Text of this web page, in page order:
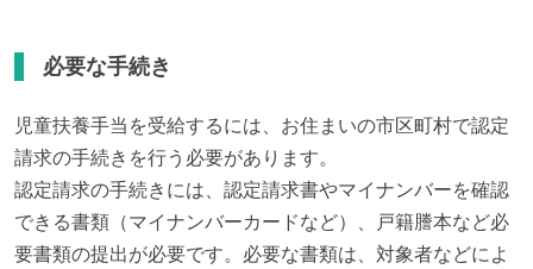
必要な手続き
児童扶養手当を受給するには、お住まいの市区町村で認定
請求の手続きを行う必要があります。
認定請求の手続きには、認定請求書やマイナンバーを確認
できる書類（マイナンバーカードなど）、戸籍謄本など必
要書類の提出が必要です。必要な書類は、対象者などによ